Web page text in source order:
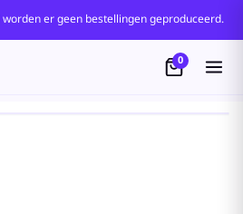
worden er geen bestellingen geproduceerd.
0